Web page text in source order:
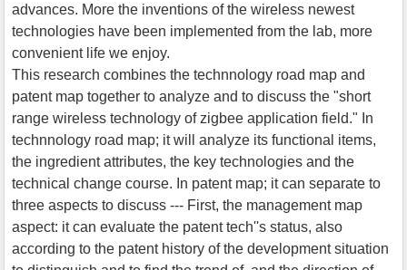
advances. More the inventions of the wireless newest
technologies have been implemented from the lab, more
convenient life we enjoy.
This research combines the technnology road map and
patent map together to analyze and to discuss the "short
range wireless technology of zigbee application field." In
technnology road map; it will analyze its functional items,
the ingredient attributes, the key technologies and the
technical change course. In patent map; it can separate to
three aspects to discuss --- First, the management map
aspect: it can evaluate the patent tech''s status, also
according to the patent history of the development situation